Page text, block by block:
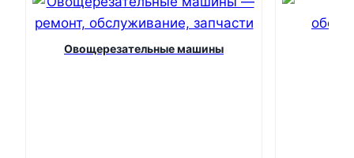
Овощерезательные машины